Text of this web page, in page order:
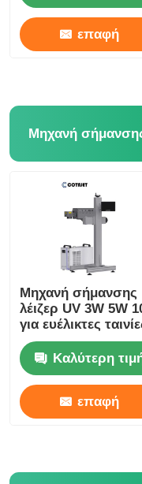
επαφή
Μηχανή
Μηχανή σήμανσης
λέιζερ UV 3W 5W
για ευέλικτες
άκαμπτα πλαστικά
220V 50HZΚαλύτερη
επαφή